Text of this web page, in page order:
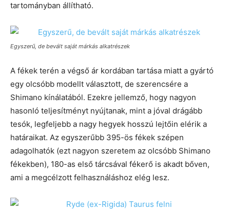
tartományban állítható.
Egyszerű, de bevált saját márkás alkatrészek
A fékek terén a végső ár kordában tartása miatt a gyártó
egy olcsóbb modellt választott, de szerencsére a
Shimano kínálatából. Ezekre jellemző, hogy nagyon
hasonló teljesítményt nyújtanak, mint a jóval drágább
tesók, legfeljebb a nagy hegyek hosszú lejtőin elérik a
határaikat. Az egyszerűbb 395-ös fékek szépen
adagolhatók (ezt nagyon szeretem az olcsóbb Shimano
fékekben), 180-as első tárcsával fékerő is akadt bőven,
ami a megcélzott felhasználáshoz elég lesz.